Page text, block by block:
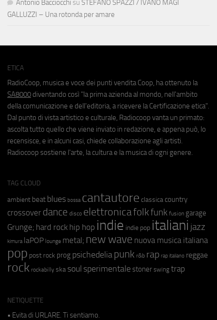
Antonio Bacciocchi su STEFANO SPAZZI / IVANO MAGI
GALLUZZI – Una rotonda per amare
ETICA
RadioCoop, musica e voce dei punti vendita Coop, ha ottenuto la
SA8000 diventando così "la prima azienda al mondo, nell'ambito
della comunicazione e dell'editoria, a ricevere la Certificazione etica".
Dal punto di vista artistico e culturale, Radiocoop vanta un primato:
ascolta tutto quello che viene inviato in redazione, e appena può, lo
recensisce, e in alcuni casi, chiede collaborazione agli artisti.
Radiocoop sostiene l'arte, la cultura e la musica di ogni genere.
TAG CLOUD
ambient beat blues bossa cantautore classica country
crossover dance disco elettronicafolkfunk fusion garage
Grunge; hard rock hip hop indie indie pop italiani jazz
kimura laPOP lounge metal; new wave nuova musica italiana
pop post rock prog psichedeliapunk r&b rap rap italiano reggae
rock rockabilly ska soul sperimentale stoner swing trap
NETIQUETTE
• Evita di URLARE. Ti sentiamo.